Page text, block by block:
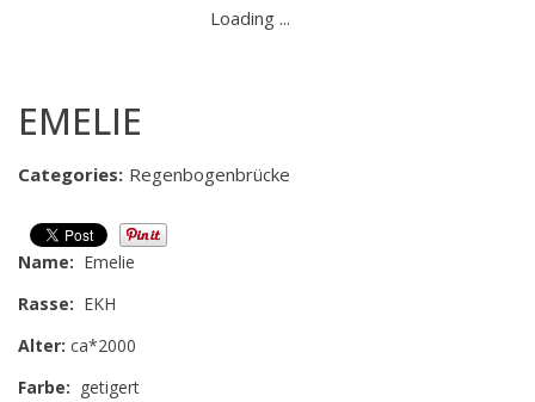
EMELIE
Categories: Regenbogenbrücke
Name: Emelie
Rasse: EKH
Alter: ca*2000
Farbe: getigert